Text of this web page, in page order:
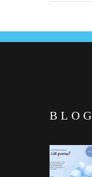
BLOG